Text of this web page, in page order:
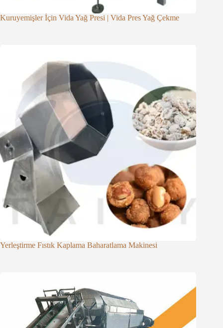
Kuruyemişler İçin Vida Yağ Presi | Vida Pres Yağ Çekme
Yerleştirme Fıstık Kaplama Baharatlama Makinesi